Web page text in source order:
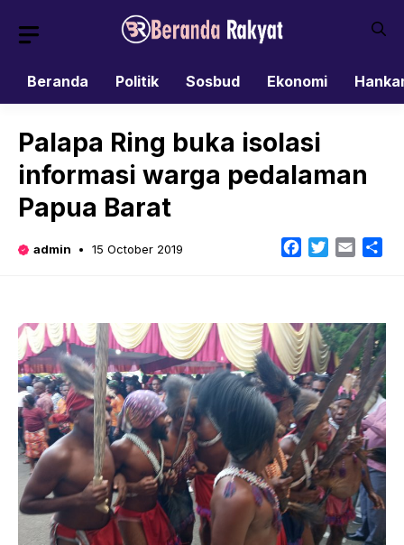
Beranda
Politik Sosbud Ekonomi
Palapa Ring buka isolasi
informasi warga pedalaman
Papua Barat
admin 15 October 2019 Facebook
TwitterEmail